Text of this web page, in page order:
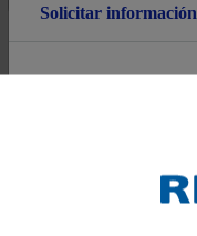
Solicitar información